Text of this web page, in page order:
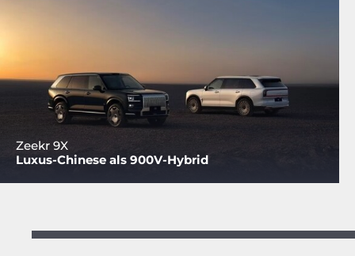
Zeekr 9X
Luxus-Chinese als 900V-Hybrid